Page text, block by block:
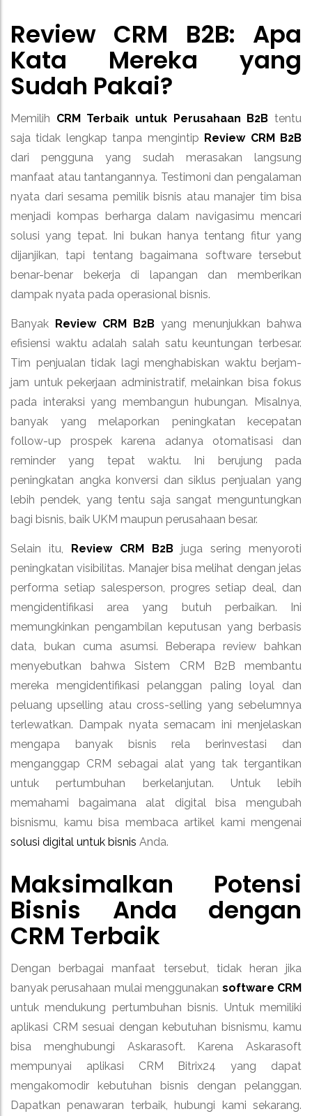
Review CRM B2B: Apa
Kata Mereka yang
Sudah Pakai?
Memilih CRM Terbaik untuk Perusahaan B2B tentu
saja tidak lengkap tanpa mengintip Review CRM B2B
dari pengguna yang sudah merasakan langsung
manfaat atau tantangannya. Testimoni dan pengalaman
nyata dari sesama pemilik bisnis atau manajer tim bisa
menjadi kompas berharga dalam navigasimu mencari
solusi yang tepat. Ini bukan hanya tentang fitur yang
dijanjikan, tapi tentang bagaimana software tersebut
benar-benar bekerja di lapangan dan memberikan
dampak nyata pada operasional bisnis.
Banyak Review CRM B2B yang menunjukkan bahwa
efisiensi waktu adalah salah satu keuntungan terbesar.
Tim penjualan tidak lagi menghabiskan waktu berjam-
jam untuk pekerjaan administratif, melainkan bisa fokus
pada interaksi yang membangun hubungan. Misalnya,
banyak yang melaporkan peningkatan kecepatan
follow-up prospek karena adanya otomatisasi dan
reminder yang tepat waktu. Ini berujung pada
peningkatan angka konversi dan siklus penjualan yang
lebih pendek, yang tentu saja sangat menguntungkan
bagi bisnis, baik UKM maupun perusahaan besar.
Selain itu, Review CRM B2B juga sering menyoroti
peningkatan visibilitas. Manajer bisa melihat dengan jelas
performa setiap salesperson, progres setiap deal, dan
mengidentifikasi area yang butuh perbaikan. Ini
memungkinkan pengambilan keputusan yang berbasis
data, bukan cuma asumsi. Beberapa review bahkan
menyebutkan bahwa Sistem CRM B2B membantu
mereka mengidentifikasi pelanggan paling loyal dan
peluang upselling atau cross-selling yang sebelumnya
terlewatkan. Dampak nyata semacam ini menjelaskan
mengapa banyak bisnis rela berinvestasi dan
menganggap CRM sebagai alat yang tak tergantikan
untuk pertumbuhan berkelanjutan. Untuk lebih
memahami bagaimana alat digital bisa mengubah
bisnismu, kamu bisa membaca artikel kami mengenai
solusi digital untuk bisnis Anda.
Maksimalkan Potensi
Bisnis Anda dengan
CRM Terbaik
Dengan berbagai manfaat tersebut, tidak heran jika
banyak perusahaan mulai menggunakan software CRM
untuk mendukung pertumbuhan bisnis. Untuk memiliki
aplikasi CRM sesuai dengan kebutuhan bisnismu, kamu
bisa menghubungi Askarasoft. Karena Askarasoft
mempunyai aplikasi CRM Bitrix24 yang dapat
mengakomodir kebutuhan bisnis dengan pelanggan.
Dapatkan penawaran terbaik, hubungi kami sekarang.